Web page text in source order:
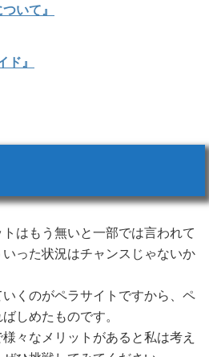
いて』
』
はもう無いと一部では言われて
った状況はチャンスじゃないか
くのがペラサイトですから、ペ
しめたものです。
々なメリットがあると私は考え